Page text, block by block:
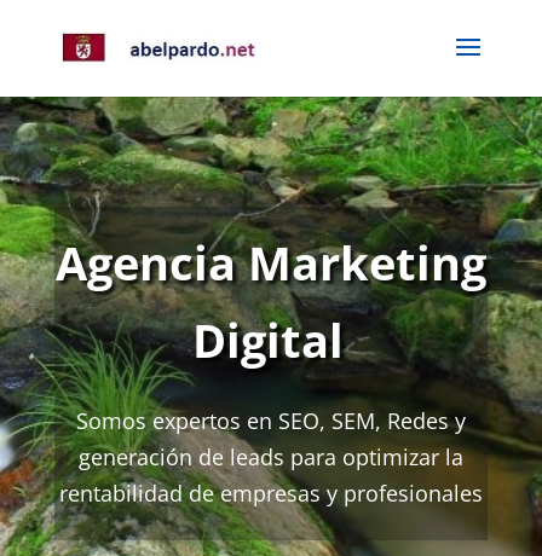
Agencia Marketing
Digital
Somos expertos en SEO, SEM, Redes y
generación de leads para optimizar la
rentabilidad de empresas y profesionales